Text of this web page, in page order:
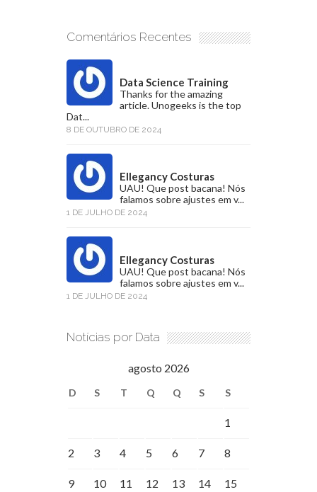
Comentários Recentes
Data Science Training
Thanks for the amazing
article. Unogeeks is the top
Dat...
8 DE OUTUBRO DE 2024
Ellegancy Costuras
UAU! Que post bacana! Nós
falamos sobre ajustes em v...
1 DE JULHO DE 2024
Ellegancy Costuras
UAU! Que post bacana! Nós
falamos sobre ajustes em v...
1 DE JULHO DE 2024
Notícias por Data
agosto 2026
D S T Q Q S S
1
2 3 4 5 6 7 8
9 10 11 12 13 14 15